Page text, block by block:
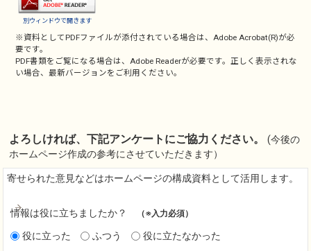
別ウィンドウで開きます
※資料としてPDFファイルが添付されている場合は、Adobe Acrobat(R)が必
要です。
PDF書類をご覧になる場合は、Adobe Readerが必要です。正しく表示されな
い場合、最新バージョンをご利用ください。